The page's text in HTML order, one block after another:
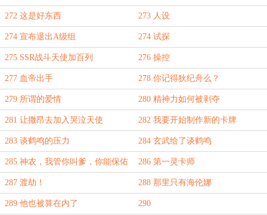
272 这是好东西 273 人设
274 宣布退出A级组 274 试探
275 SSR战斗天使加百列 276 操控
277 血帝出手 278 你记得狄纪舟么？
279 所谓的爱情 280 精神力如何被剥夺
281 让撒昂去加入哭泣天使 282 我要开始制作新的卡牌
283 谈鹤鸣的压力 284 玄武给了谈鹤鸣
285 神农，我管你叫爹，你能保佑
我吗
286 第一灵卡师
287 渡劫！ 288 那里只有海伦娜
289 他也被算在内了 290